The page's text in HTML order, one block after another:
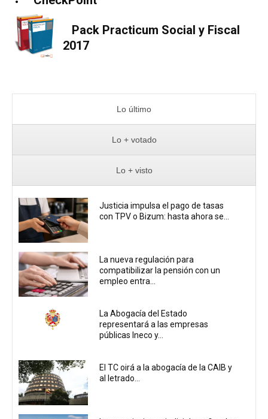
Pack Practicum Social y Fiscal
2017
Lo último
Lo + votado
Lo + visto
Justicia impulsa el pago de tasas
con TPV o Bizum: hasta ahora se...
La nueva regulación para
compatibilizar la pensión con un
empleo entra...
La Abogacía del Estado
representará a las empresas
públicas Ineco y...
El TC oirá a la abogacía de la CAIB y
al letrado...